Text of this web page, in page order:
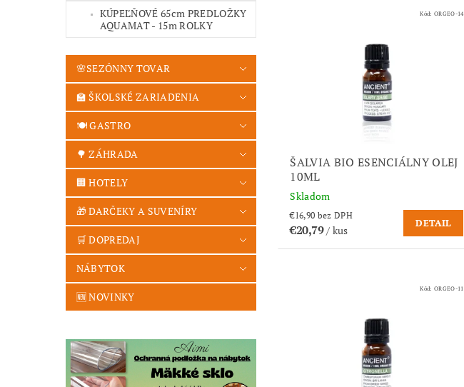
KÚPEĽŇOVÉ 65cm PREDLOŽKY
AQUAMAT - 15m ROLKY
🌸SEZÓNNY TOVAR
🏫 ŠKOLSKÉ ZARIADENIA
🍽️ GASTRO
🌳 ZÁHRADA
🏢 HOTELY
🎁 DARČEKY A SUVENÍRY
🛒 DOPREDAJ
NÁBYTOK
🆕 NOVINKY
Kód: ORGEO-14
ŠALVIA BIO ESENCIÁLNY OLEJ
10ML
Skladom
€16,90 bez DPH
€20,79/ kus
DETAIL
Kód: ORGEO-11